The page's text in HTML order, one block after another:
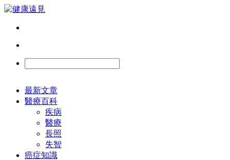
最新文章
醫療百科
疾病
醫療
長照
失智
癌症知識